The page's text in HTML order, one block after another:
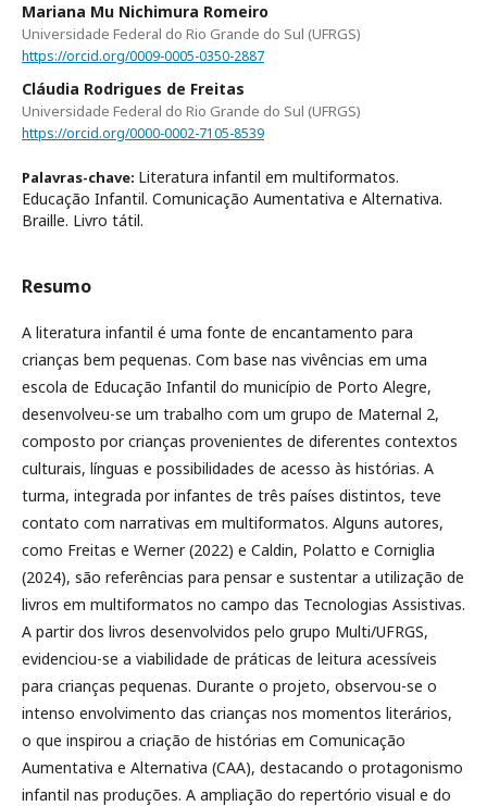
Mariana Mu Nichimura Romeiro
Universidade Federal do Rio Grande do Sul (UFRGS)
https://orcid.org/0009-0005-0350-2887
Cláudia Rodrigues de Freitas
Universidade Federal do Rio Grande do Sul (UFRGS)
https://orcid.org/0000-0002-7105-8539
Palavras-chave: Literatura infantil em multiformatos.
Educação Infantil. Comunicação Aumentativa e Alternativa.
Braille. Livro tátil.
Resumo
A literatura infantil é uma fonte de encantamento para
crianças bem pequenas. Com base nas vivências em uma
escola de Educação Infantil do município de Porto Alegre,
desenvolveu-se um trabalho com um grupo de Maternal 2,
composto por crianças provenientes de diferentes contextos
culturais, línguas e possibilidades de acesso às histórias. A
turma, integrada por infantes de três países distintos, teve
contato com narrativas em multiformatos. Alguns autores,
como Freitas e Werner (2022) e Caldin, Polatto e Corniglia
(2024), são referências para pensar e sustentar a utilização de
livros em multiformatos no campo das Tecnologias Assistivas.
A partir dos livros desenvolvidos pelo grupo Multi/UFRGS,
evidenciou-se a viabilidade de práticas de leitura acessíveis
para crianças pequenas. Durante o projeto, observou-se o
intenso envolvimento das crianças nos momentos literários,
o que inspirou a criação de histórias em Comunicação
Aumentativa e Alternativa (CAA), destacando o protagonismo
infantil nas produções. A ampliação do repertório visual e do